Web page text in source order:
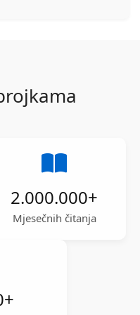
2.000.000+
Mjesečnih čitanja
+